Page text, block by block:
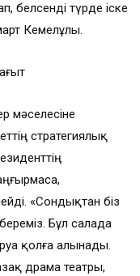
белсенді түрде іске
Кемелұлы.
мәселесіне
стратегиялық
«Сондықтан біз
Бұл салада
қолға алынады.
драма театры,